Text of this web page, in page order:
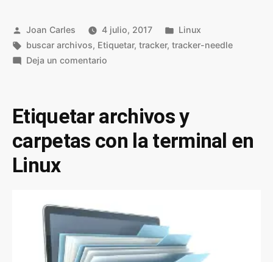
Publicado
por
Joan Carles 4 julio, 2017
Publicado
en
Linux
Etiquetas:
buscar archivos, Etiquetar,tracker,tracker-needle
Deja un comentario
carpetas
mediante
etiquetas
Etiquetar archivos y
carpetas con la terminal en
Linux